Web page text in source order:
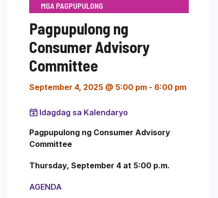
MGA PAGPUPULONG
Pagpupulong ng
Consumer Advisory
Committee
September 4, 2025 @ 5:00 pm - 6:00 pm
Idagdag sa Kalendaryo
Pagpupulong ng Consumer Advisory
Committee
Thursday, September 4 at 5:00 p.m.
AGENDA